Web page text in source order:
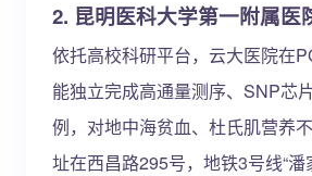
2. 昆明医科大学第一附属
依托高校科研平台，云大医院在
能独立完成高通量测序、SNP芯
例，对地中海贫血、杜氏肌营养
址在西昌路295号，地铁3号线“